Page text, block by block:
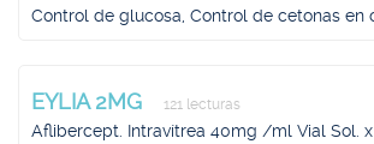
Control de glucosa, Control de cetonas en
EYLIA 2MG 121 lecturas
Aflibercept. Intravítrea 40mg /ml Vial Sol. x